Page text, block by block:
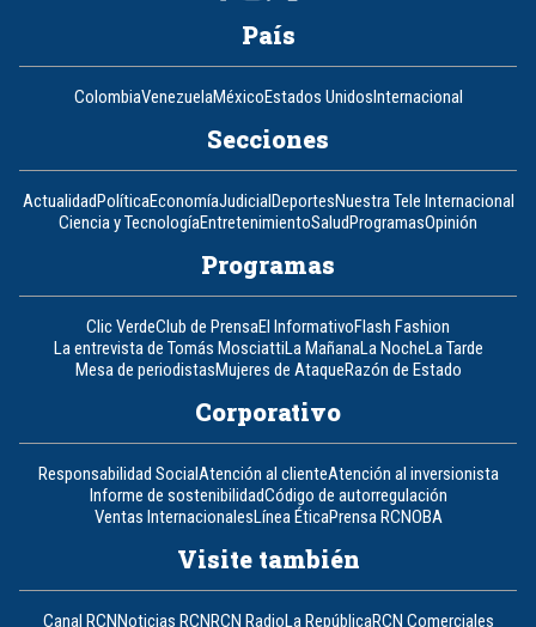
País
ColombiaVenezuelaMéxicoEstados UnidosInternacional
Secciones
ActualidadPolíticaEconomíaJudicialDeportesNuestra Tele Internacional
Ciencia y TecnologíaEntretenimientoSaludProgramasOpinión
Programas
Clic VerdeClub de PrensaEl InformativoFlash Fashion
La entrevista de Tomás MosciattiLa MañanaLa NocheLa Tarde
Mesa de periodistasMujeres de AtaqueRazón de Estado
Corporativo
Responsabilidad SocialAtención al clienteAtención al inversionista
Informe de sostenibilidadCódigo de autorregulación
Ventas InternacionalesLínea ÉticaPrensa RCNOBA
Visite también
Canal RCNNoticias RCNRCN RadioLa RepúblicaRCN Comerciales